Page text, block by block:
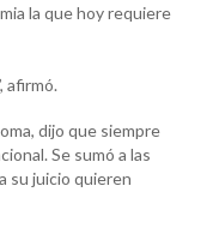
la que hoy requiere
afirmó.
dijo que siempre
Se sumó a las
su juicio quieren